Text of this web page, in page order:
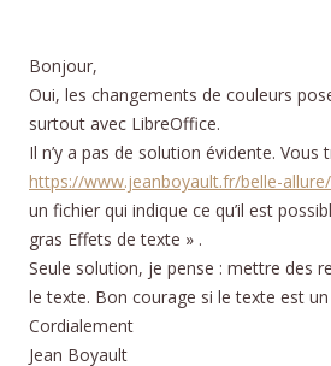
Bonjour,
Oui, les changements de couleurs
surtout avec LibreOffice.
Il n’y a pas de solution évidente.
https://www.jeanboyault.fr/belle-allure/
un fichier qui indique ce qu’il est
gras Effets de texte » .
Seule solution, je pense : mettre des
le texte. Bon courage si le texte est
Cordialement
Jean Boyault